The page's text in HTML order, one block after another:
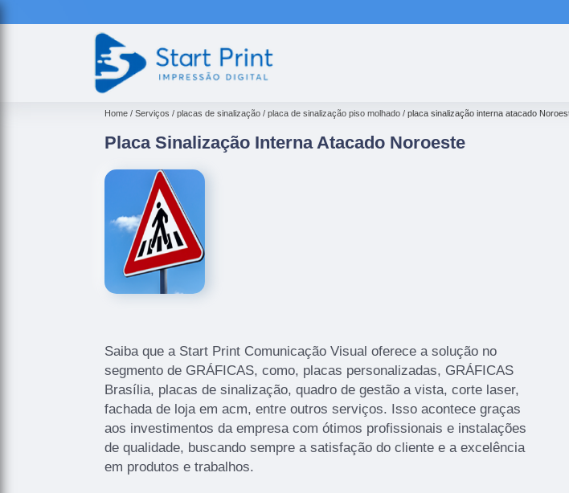
Home Serviços placas de sinalização placa de sinalização piso molhado placa sinalização interna atacado
Placa Sinalização Interna Atacado Noroeste
Saiba que a Start Print Comunicação Visual oferece a solução no
segmento de GRÁFICAS, como, placas personalizadas, GRÁFICAS
Brasília, placas de sinalização, quadro de gestão a vista, corte laser,
fachada de loja em acm, entre outros serviços. Isso acontece graças
aos investimentos da empresa com ótimos profissionais e instalações
de qualidade, buscando sempre a satisfação do cliente e a excelência
em produtos e trabalhos.